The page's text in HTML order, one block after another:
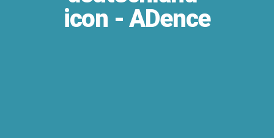
icon - ADence